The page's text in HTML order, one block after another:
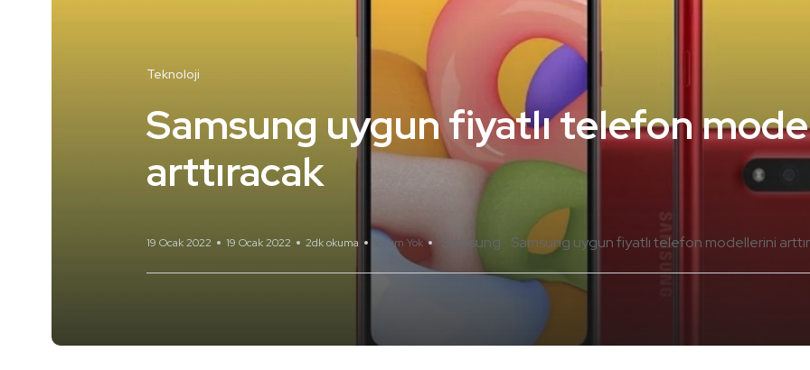
Teknoloji
Samsung uygun fiyatlı telefon
arttıracak
19 Ocak 2022 19 Ocak 2022 2dk okuma Yorum Yok Samsung Samsung uygun fiyatlı telefon modellerini